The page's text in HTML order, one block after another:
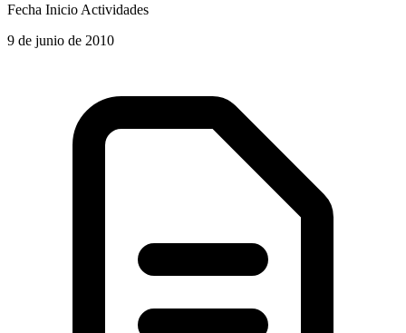
Fecha Inicio Actividades
9 de junio de 2010